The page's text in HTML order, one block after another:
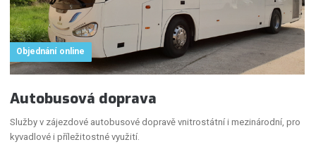
Objednání online
Autobusová doprava
Služby v zájezdové autobusové dopravě vnitrostátní i mezinárodní, pro
kyvadlové i příležitostné využití.